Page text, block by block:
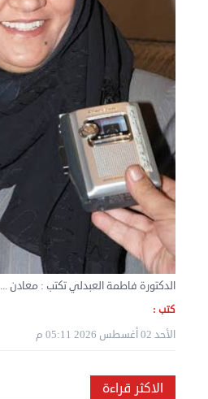
نقل عفش المنطقه العاشره 50636444 فك وتركيب ...
الإثنين 02 سبتمبر 2024 05:02 م
الدكتورة فاطمة العبدلي تكتب : معادن ...
كتب :
الأحد 02 أغسطس 2026 05:11 م
الاكثر قراءة